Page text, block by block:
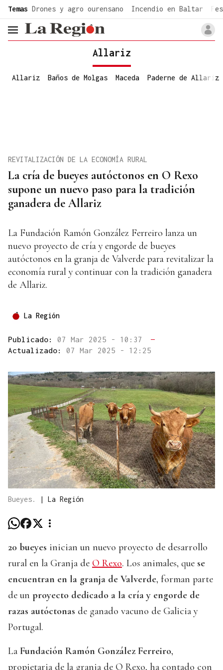
Temas Drones y agro ourensano Incendio en Baltar
header.menu.open
Allariz
Allariz Baños de Molgas Maceda Paderne de Allariz
La cría de bueyes autóctonos en O Rexo
supone un nuevo paso para la tradición
ganadera de Allariz
REVITALIZACIÓN DE LA ECONOMÍA RURAL
La Fundación Ramón González Ferreiro lanza un
nuevo proyecto de cría y engorde de bueyes
autóctonos en la granja de Valverde para revitalizar la
economía rural y continuar con la tradición ganadera
de Allariz.
La Región
Publicado: 07 Mar 2025 - 10:37
—
Actualizado: 07 Mar 2025 - 12:25
Bueyes. | La Región
20 bueyes inician un nuevo proyecto de desarrollo
rural en la Granja de O Rexo. Los animales, que se
encuentran en la granja de Valverde, forman parte
de un proyecto dedicado a la cría y engorde de
razas autóctonas de ganado vacuno de Galicia y
Portugal.
La Fundación Ramón González Ferreiro,
propietaria de la granja de O Rexo, ha contado con